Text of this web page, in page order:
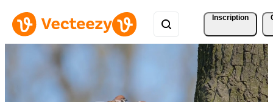
Inscription